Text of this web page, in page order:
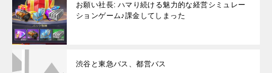
お願い社長: ハマり続ける魅力的な経営シミュレー
ションゲーム♪課金してしまった
渋谷と東急バス、都営バス